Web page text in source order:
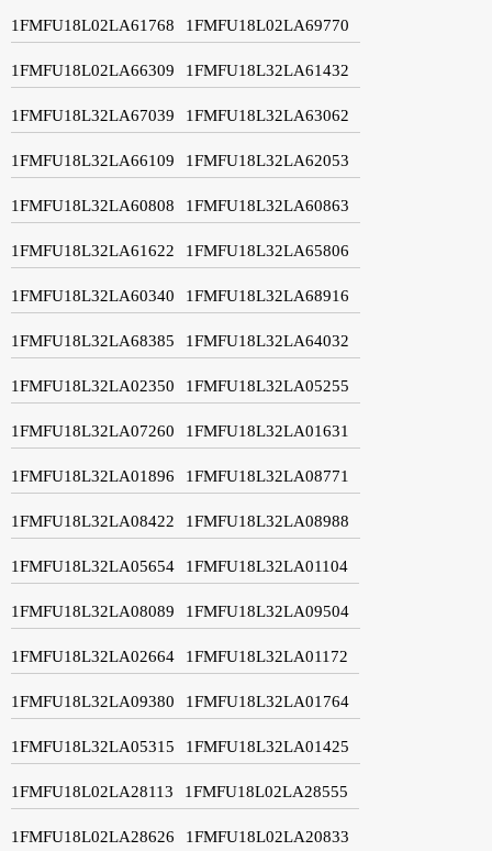
1FMFU18L02LA61768 1FMFU18L02LA69770
1FMFU18L02LA66309 1FMFU18L32LA61432
1FMFU18L32LA67039 1FMFU18L32LA63062
1FMFU18L32LA66109 1FMFU18L32LA62053
1FMFU18L32LA60808 1FMFU18L32LA60863
1FMFU18L32LA61622 1FMFU18L32LA65806
1FMFU18L32LA60340 1FMFU18L32LA68916
1FMFU18L32LA68385 1FMFU18L32LA64032
1FMFU18L32LA02350 1FMFU18L32LA05255
1FMFU18L32LA07260 1FMFU18L32LA01631
1FMFU18L32LA01896 1FMFU18L32LA08771
1FMFU18L32LA08422 1FMFU18L32LA08988
1FMFU18L32LA05654 1FMFU18L32LA01104
1FMFU18L32LA08089 1FMFU18L32LA09504
1FMFU18L32LA02664 1FMFU18L32LA01172
1FMFU18L32LA09380 1FMFU18L32LA01764
1FMFU18L32LA05315 1FMFU18L32LA01425
1FMFU18L02LA28113 1FMFU18L02LA28555
1FMFU18L02LA28626 1FMFU18L02LA20833